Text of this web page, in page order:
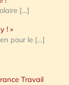
[…]
! »
pour le […]
Travail